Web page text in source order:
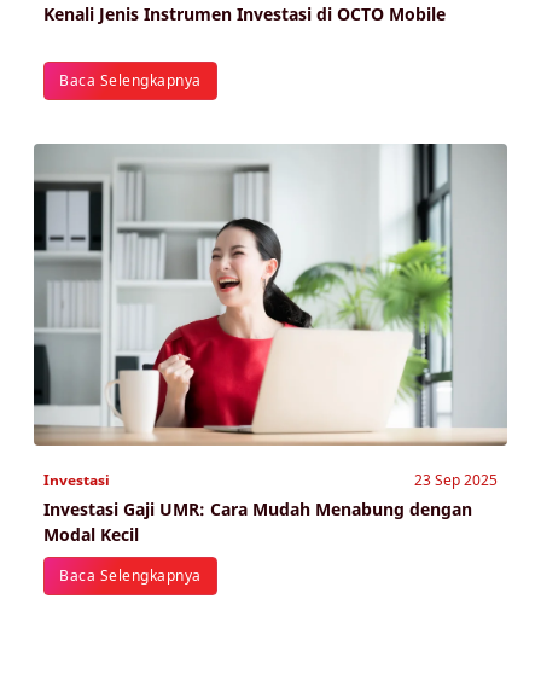
Kenali Jenis Instrumen Investasi di OCTO Mobile
Baca Selengkapnya
Investasi 23 Sep 2025
Investasi Gaji UMR: Cara Mudah Menabung dengan
Modal Kecil
Baca Selengkapnya